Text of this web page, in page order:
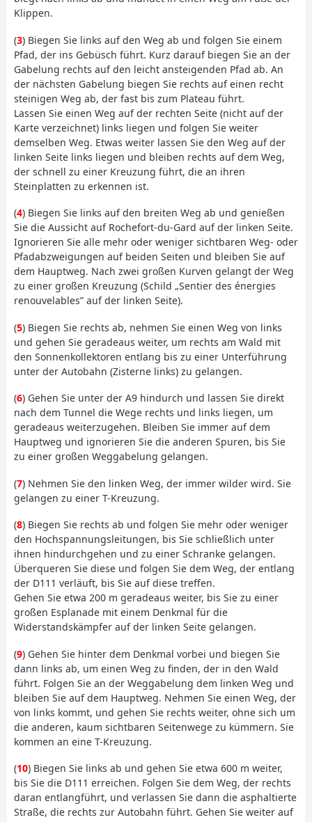
Klippen.
(3) Biegen Sie links auf den Weg ab und folgen Sie einem
Pfad, der ins Gebüsch führt. Kurz darauf biegen Sie an der
Gabelung rechts auf den leicht ansteigenden Pfad ab. An
der nächsten Gabelung biegen Sie rechts auf einen recht
steinigen Weg ab, der fast bis zum Plateau führt.
Lassen Sie einen Weg auf der rechten Seite (nicht auf der
Karte verzeichnet) links liegen und folgen Sie weiter
demselben Weg. Etwas weiter lassen Sie den Weg auf der
linken Seite links liegen und bleiben rechts auf dem Weg,
der schnell zu einer Kreuzung führt, die an ihren
Steinplatten zu erkennen ist.
(4) Biegen Sie links auf den breiten Weg ab und genießen
Sie die Aussicht auf Rochefort-du-Gard auf der linken Seite.
Ignorieren Sie alle mehr oder weniger sichtbaren Weg- oder
Pfadabzweigungen auf beiden Seiten und bleiben Sie auf
dem Hauptweg. Nach zwei großen Kurven gelangt der Weg
zu einer großen Kreuzung (Schild „Sentier des énergies
renouvelables” auf der linken Seite).
(5) Biegen Sie rechts ab, nehmen Sie einen Weg von links
und gehen Sie geradeaus weiter, um rechts am Wald mit
den Sonnenkollektoren entlang bis zu einer Unterführung
unter der Autobahn (Zisterne links) zu gelangen.
(6) Gehen Sie unter der A9 hindurch und lassen Sie direkt
nach dem Tunnel die Wege rechts und links liegen, um
geradeaus weiterzugehen. Bleiben Sie immer auf dem
Hauptweg und ignorieren Sie die anderen Spuren, bis Sie
zu einer großen Weggabelung gelangen.
(7) Nehmen Sie den linken Weg, der immer wilder wird. Sie
gelangen zu einer T-Kreuzung.
(8) Biegen Sie rechts ab und folgen Sie mehr oder weniger
den Hochspannungsleitungen, bis Sie schließlich unter
ihnen hindurchgehen und zu einer Schranke gelangen.
Überqueren Sie diese und folgen Sie dem Weg, der entlang
der D111 verläuft, bis Sie auf diese treffen.
Gehen Sie etwa 200 m geradeaus weiter, bis Sie zu einer
großen Esplanade mit einem Denkmal für die
Widerstandskämpfer auf der linken Seite gelangen.
(9) Gehen Sie hinter dem Denkmal vorbei und biegen Sie
dann links ab, um einen Weg zu finden, der in den Wald
führt. Folgen Sie an der Weggabelung dem linken Weg und
bleiben Sie auf dem Hauptweg. Nehmen Sie einen Weg, der
von links kommt, und gehen Sie rechts weiter, ohne sich um
die anderen, kaum sichtbaren Seitenwege zu kümmern. Sie
kommen an eine T-Kreuzung.
(10) Biegen Sie links ab und gehen Sie etwa 600 m weiter,
bis Sie die D111 erreichen. Folgen Sie dem Weg, der rechts
daran entlangführt, und verlassen Sie dann die asphaltierte
Straße, die rechts zur Autobahn führt. Gehen Sie weiter auf